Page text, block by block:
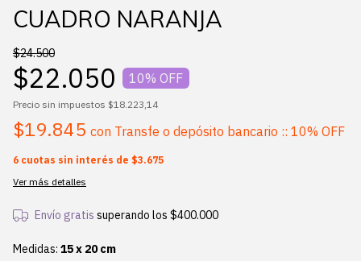
CUADRO NARANJA
$24.500
$22.050 10% OFF
Precio sin impuestos $18.223,14
$19.845 con Transfe o depósito bancario :: 10% OFF
6 cuotas sin interés de $3.675
Ver más detalles
Envío gratis superando los $400.000
Medidas: 15 x 20 cm